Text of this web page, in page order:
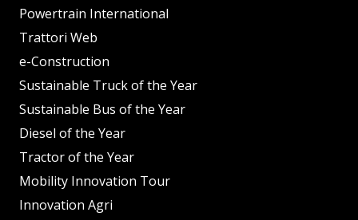
Powertrain International
Trattori Web
e-Construction
Sustainable Truck of the Year
Sustainable Bus of the Year
Diesel of the Year
Tractor of the Year
Mobility Innovation Tour
Innovation Agri